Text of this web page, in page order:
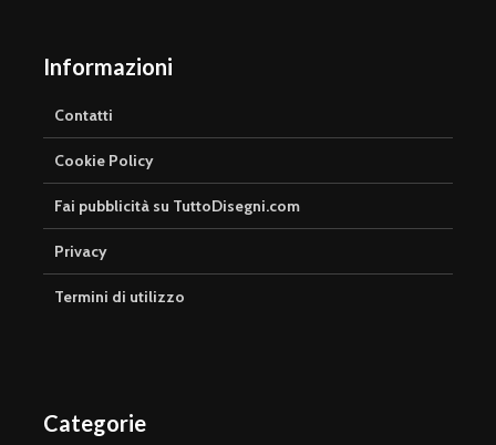
Informazioni
Contatti
Cookie Policy
Fai pubblicità su TuttoDisegni.com
Privacy
Termini di utilizzo
Categorie